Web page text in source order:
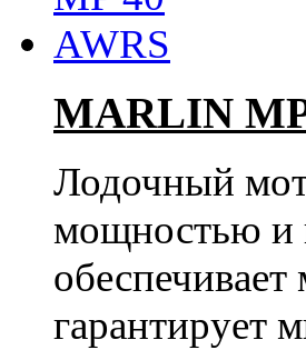
MARLIN
Лодочный
мощностью и
гарантирует